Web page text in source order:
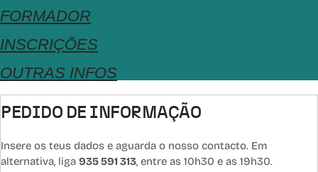
FORMADOR
INSCRIÇÕES
OUTRAS INFOS
PEDIDO DE INFORMAÇÃO
Insere os teus dados e aguarda o nosso contacto. Em
alternativa, liga 935 591 313, entre as 10h30 e as 19h30.